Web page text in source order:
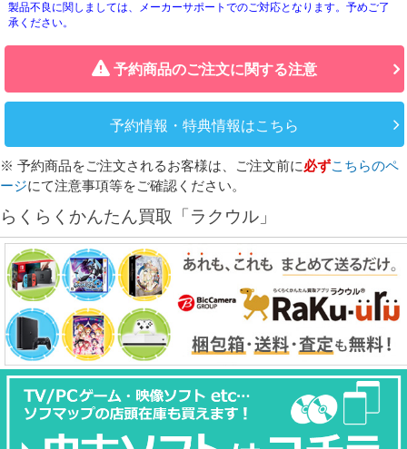
製品不良に関しましては、メーカーサポートでのご対応となります。予めご了
承ください。
予約商品のご注文に関する注意
予約情報・特典情報はこちら
※ 予約商品をご注文されるお客様は、ご注文前に必ずこちらのペ
ージにて注意事項等をご確認ください。
らくらくかんたん買取「ラクウル」